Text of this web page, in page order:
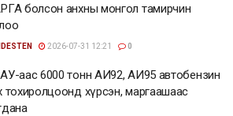
болсон анхны монгол тамирчин
2026-07-31 12:21 0
аас 6000 тонн АИ92, АИ95 автобензин
тохиролцоонд хүрсэн, маргаашаас